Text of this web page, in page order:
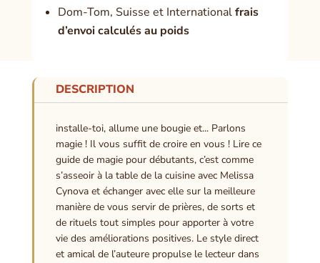
Dom-Tom, Suisse et Internationalfrais
d’envoi calculés au poids
DESCRIPTION
installe-toi, allume une bougie et... Parlons
magie ! Il vous suffit de croire en vous ! Lire ce
guide de magie pour débutants, c’est comme
s’asseoir à la table de la cuisine avec Melissa
Cynova et échanger avec elle sur la meilleure
manière de vous servir de prières, de sorts et
de rituels tout simples pour apporter à votre
vie des améliorations positives. Le style direct
et amical de l’auteure propulse le lecteur dans